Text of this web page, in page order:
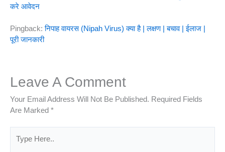
करे आवेदन
Pingback:निपाह वायरस (Nipah Virus) क्या है | लक्षण | बचाव | ईलाज |
पूरी जानकारी
Leave A Comment
Your Email Address Will Not Be Published. Required Fields
Are Marked *
Here..